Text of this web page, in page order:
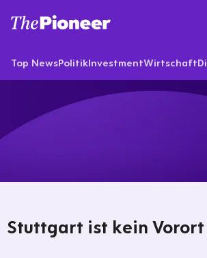
Top NewsPolitikInvestmentWirtschaft
Stuttgart ist kein Vorort